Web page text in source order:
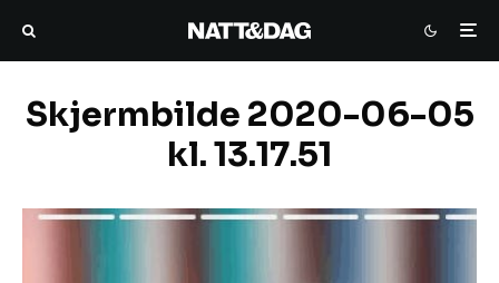
Skjermbilde 2020-06-05
kl. 13.17.51